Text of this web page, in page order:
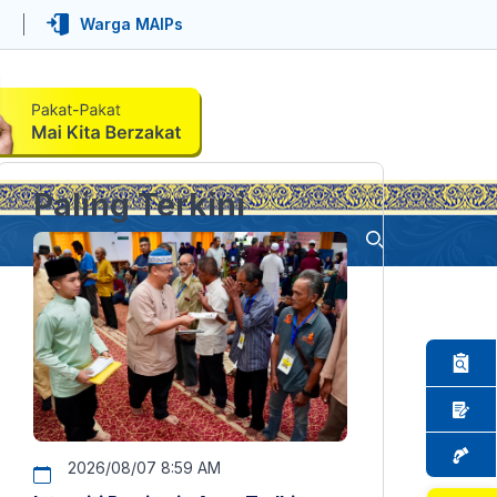
Warga MAIPs
Paling Terkini
2026/08/07 8:59 AM